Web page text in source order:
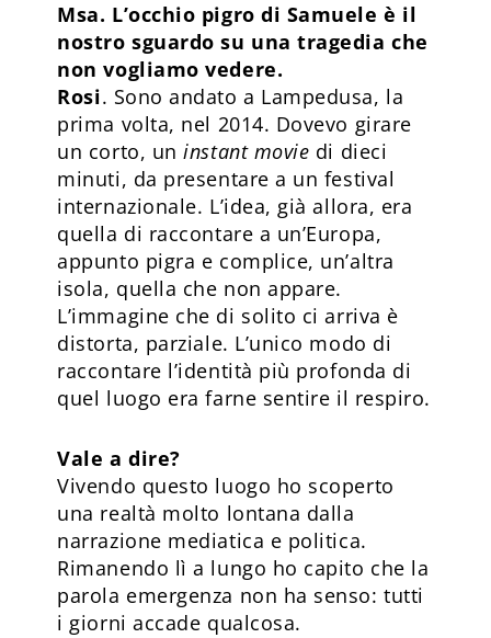
Msa. L’occhio pigro di Samuele è il
nostro sguardo su una tragedia che
non vogliamo vedere.
Rosi. Sono andato a Lampedusa, la
prima volta, nel 2014. Dovevo girare
un corto, uninstant movie di dieci
minuti, da presentare a un festival
internazionale. L’idea, già allora, era
quella di raccontare a un’Europa,
appunto pigra e complice, un’altra
isola, quella che non appare.
L’immagine che di solito ci arriva è
distorta, parziale. L’unico modo di
raccontare l’identità più profonda di
quel luogo era farne sentire il respiro.
Vale a dire?
Vivendo questo luogo ho scoperto
una realtà molto lontana dalla
narrazione mediatica e politica.
Rimanendo lì a lungo ho capito che la
parola emergenza non ha senso: tutti
i giorni accade qualcosa.